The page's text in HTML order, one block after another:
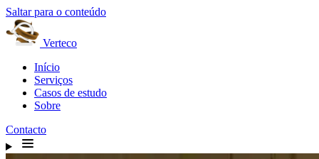
Saltar para o conteúdo
Verteco
Início
Serviços
Casos de estudo
Sobre
Contacto